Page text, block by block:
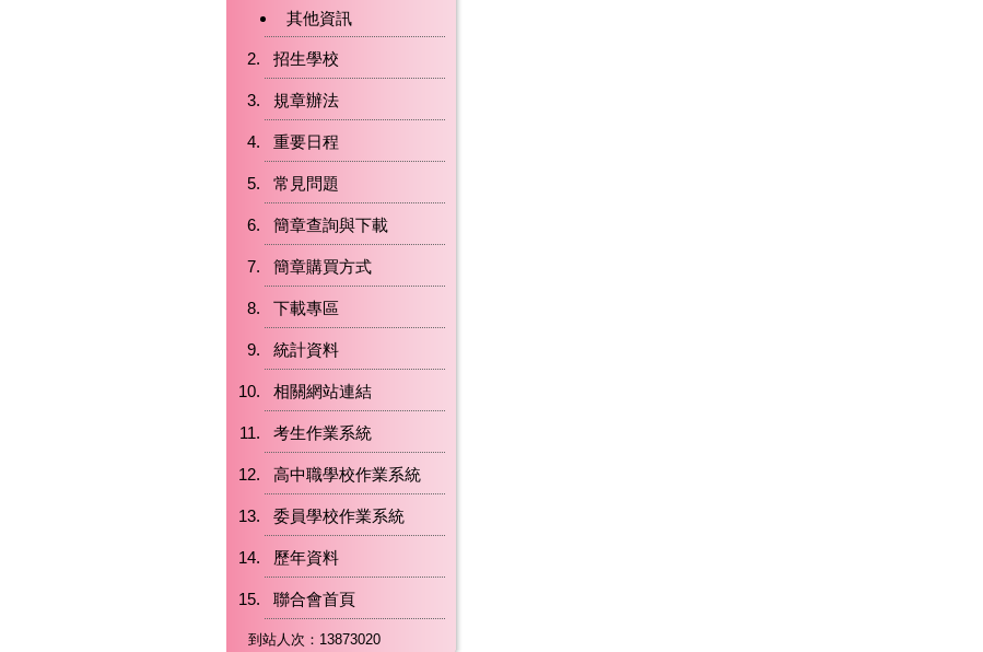
其他資訊
招生學校
規章辦法
重要日程
常見問題
簡章查詢與下載
簡章購買方式
下載專區
統計資料
相關網站連結
考生作業系統
高中職學校作業系統
委員學校作業系統
歷年資料
聯合會首頁
到站人次：13873020